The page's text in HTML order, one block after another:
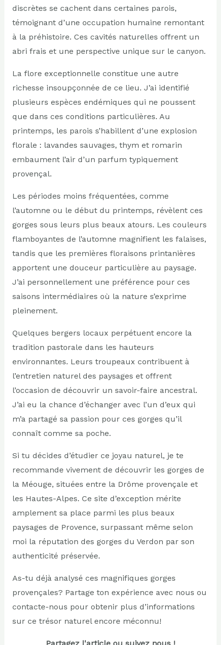
discrètes se cachent dans certaines parois,
témoignant d’une occupation humaine remontant
à la préhistoire. Ces cavités naturelles offrent un
abri frais et une perspective unique sur le canyon.
La flore exceptionnelle constitue une autre
richesse insoupçonnée de ce lieu. J’ai identifié
plusieurs espèces endémiques qui ne poussent
que dans ces conditions particulières. Au
printemps, les parois s’habillent d’une explosion
florale : lavandes sauvages, thym et romarin
embaument l’air d’un parfum typiquement
provençal.
Les périodes moins fréquentées, comme
l’automne ou le début du printemps, révèlent ces
gorges sous leurs plus beaux atours. Les couleurs
flamboyantes de l’automne magnifient les falaises,
tandis que les premières floraisons printanières
apportent une douceur particulière au paysage.
J’ai personnellement une préférence pour ces
saisons intermédiaires où la nature s’exprime
pleinement.
Quelques bergers locaux perpétuent encore la
tradition pastorale dans les hauteurs
environnantes. Leurs troupeaux contribuent à
l’entretien naturel des paysages et offrent
l’occasion de découvrir un savoir-faire ancestral.
J’ai eu la chance d’échanger avec l’un d’eux qui
m’a partagé sa passion pour ces gorges qu’il
connaît comme sa poche.
Si tu décides d’étudier ce joyau naturel, je te
recommande vivement de découvrir les gorges de
la Méouge, situées entre la Drôme provençale et
les Hautes-Alpes. Ce site d’exception mérite
amplement sa place parmi les plus beaux
paysages de Provence, surpassant même selon
moi la réputation des gorges du Verdon par son
authenticité préservée.
As-tu déjà analysé ces magnifiques gorges
provençales? Partage ton expérience avec nous ou
contacte-nous pour obtenir plus d’informations
sur ce trésor naturel encore méconnu!
Partagez l'article ou suivez nous !